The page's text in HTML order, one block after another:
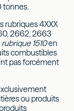
tonnes.
rubriques 4XXX
2662, 2663
rubrique 1510en
combustibles
pas forcément
ou produits